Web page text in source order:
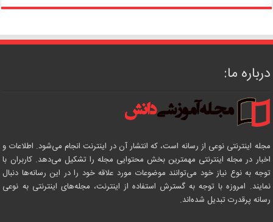
درباره ما:
مجله اینترنتی نوعی از رسانه است، که انتشار آن در اینترنت انجام می‌شود. اطلاعات و
اخبار در مجله اینترنتی مهمترین بخش محتوایی مجله را تشکیل می‌دهد. کاربران با
توجه به نوع نیاز خود می‌توانند موضوعات مورد علاقه خود را در این رسانه‌ها دنبال
نمایند. امروزه با توجه به گسترش استفاده از اینترنت، مجله‌های اینترنتی به نوعی
رسانه پرقدرت تبدیل شده‌اند.